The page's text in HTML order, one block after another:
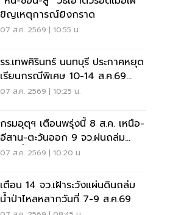
ขิญเหตุการณ์ยิงกราด
07 ส.ค. 2569 | 10:55 น.
รร.เทพศิรินทร์ นนทบุรี ประกาศหยุด
เรียนกรณีพิเศษ 10-14 ส.ค.69
หลังเหตุกราดยิง
07 ส.ค. 2569 | 10:25 น.
กรมอุตุฯ เตือนพรุ่งนี้ 8 ส.ค. เหนือ-
อีสาน-ตะวันออก 9 จว.ฝนถล่ม
ระวังน้ำท่วมฉับพลัน
07 ส.ค. 2569 | 10:20 น.
เตือน 14 จว.เฝ้าระวังแผ่นดินถล่ม
น้ำป่าไหลหลากวันที่ 7-9 ส.ค.69